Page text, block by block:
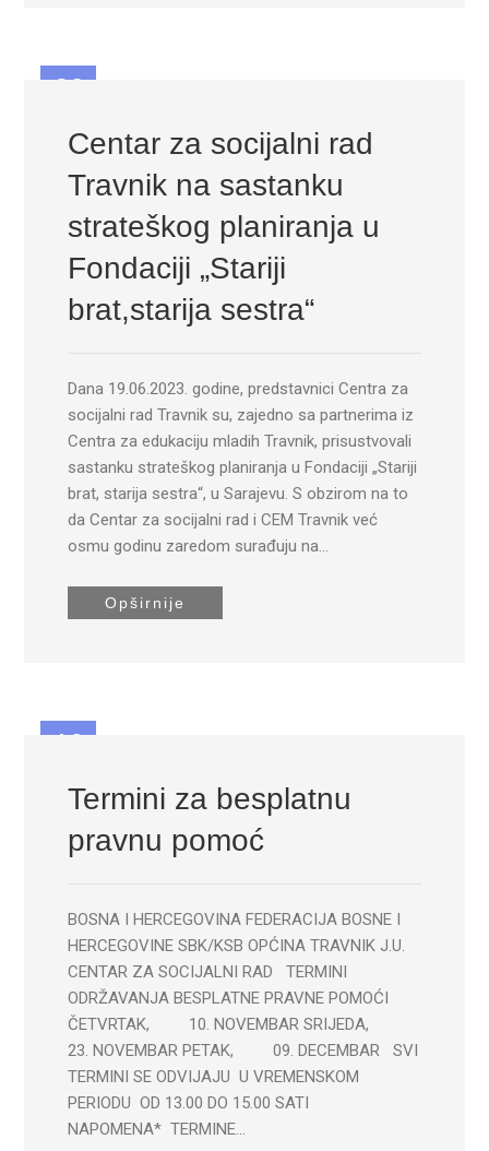
26
Centar za socijalni rad
Travnik na sastanku
strateškog planiranja u
Fondaciji „Stariji
brat,starija sestra“
Dana 19.06.2023. godine, predstavnici Centra za
socijalni rad Travnik su, zajedno sa partnerima iz
Centra za edukaciju mladih Travnik, prisustvovali
sastanku strateškog planiranja u Fondaciji „Stariji
brat, starija sestra“, u Sarajevu. S obzirom na to
da Centar za socijalni rad i CEM Travnik već
osmu godinu zaredom surađuju na…
Opširnije
10
Termini za besplatnu
pravnu pomoć
BOSNA I HERCEGOVINA FEDERACIJA BOSNE I
HERCEGOVINE SBK/KSB OPĆINA TRAVNIK J.U.
CENTAR ZA SOCIJALNI RAD TERMINI
ODRŽAVANJA BESPLATNE PRAVNE POMOĆI
ČETVRTAK, 10. NOVEMBAR SRIJEDA,
23. NOVEMBAR PETAK, 09. DECEMBAR SVI
TERMINI SE ODVIJAJU U VREMENSKOM
PERIODU OD 13.00 DO 15.00 SATI
NAPOMENA* TERMINE…